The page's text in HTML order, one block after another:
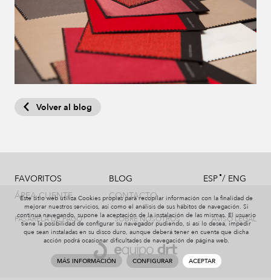
Volver al blog
FAVORITOS
ÁREA CLIENTE
BLOG
CONTACTO
ESP/ ENG
PASARELA DE PAGO SOBRE NOSOTROS AVISO LEGAL
Este sitio web utiliza Cookies propias para recopilar información con la finalidad de
mejorar nuestros servicios, así como el análisis de sus hábitos de navegación. Si
continua navegando, supone la aceptación de la instalación de las mismas. El usuario
tiene la posibilidad de configurar su navegador pudiendo, si así lo desea, impedir
que sean instaladas en su disco duro, aunque deberá tener en cuenta que dicha
acción podrá ocasionar dificultades de navegación de página web.
MÁS INFORMACIÓN CONFIGURAR ACEPTAR